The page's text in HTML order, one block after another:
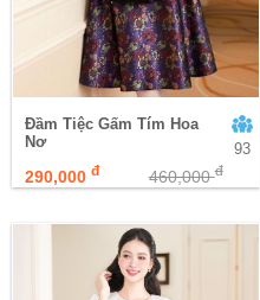
Đầm Tiệc Gấm Tím Hoa
Nơ
290,000đ 460,000đ
93